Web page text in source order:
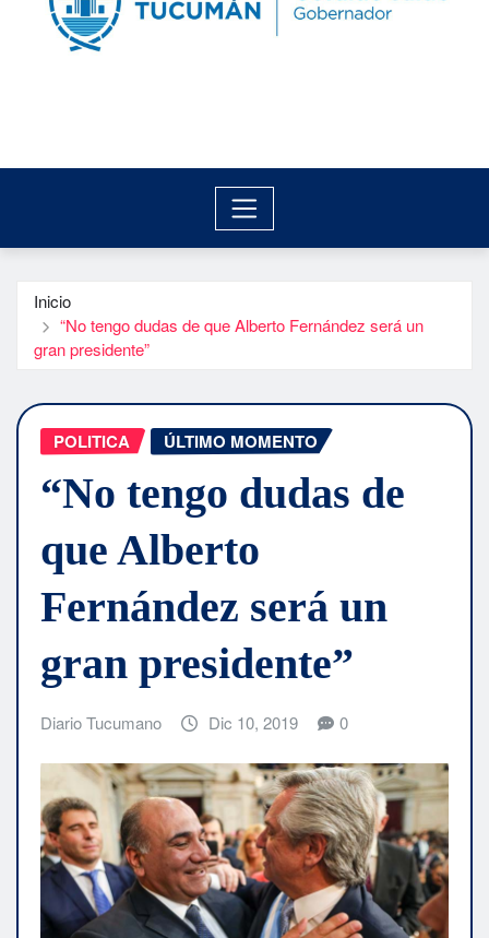
Inicio
“No tengo dudas de que Alberto Fernández será un
gran presidente”
POLITICA ÚLTIMO MOMENTO
“No tengo dudas de
que Alberto
Fernández será un
gran presidente”
Diario Tucumano Dic 10, 2019 0